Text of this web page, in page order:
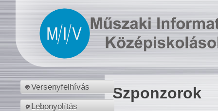
Versenyfelhívás
Lebonyolítás
Szponzorok